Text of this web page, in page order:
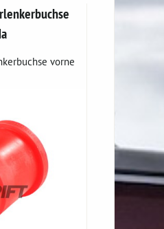
vorne